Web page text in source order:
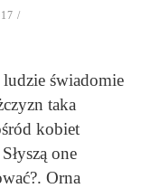
ludzie świadomie
taka
kobiet
one
Orna